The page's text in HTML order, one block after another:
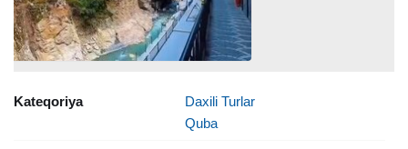
Kateqoriya
Daxili Turlar
Quba